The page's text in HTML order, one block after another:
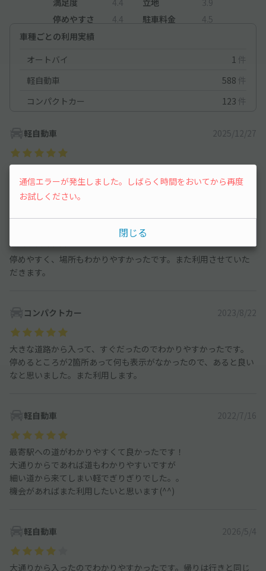
停めやすさ
4.4 駐車料金
4.5
車種ごとの利用実績
オートバイ
1 件
軽自動車
588 件
コンパクトカー
123 件
軽自動車 2025/12/27
道が狭かったが、大通りから行けば停めやすかった。
区切りのロープが見えづらかった。
コンパクトカー 2023/8/26
停めやすく、場所もわかりやすかったです。また利用させていた
だきます。
コンパクトカー 2023/8/22
大きな道路から入って、すぐだったのでわかりやすかったです。
停めるところが2箇所あって何も表示がなかったので、あると良い
なと思いました。また利用します。
軽自動車 2022/7/16
最寄駅への道がわかりやすくて良かったです！
大通りからであれば道もわかりやすいですが
細い道から来てしまい軽でぎりぎりでした。。
機会があればまた利用したいと思います(^^)
軽自動車 2026/5/4
大通りから入ったのでわかりやすかったです。帰りは行きと同じ
通信エラーが発生しました。しばらく時間をおいてから再度
お試しください。
閉じる